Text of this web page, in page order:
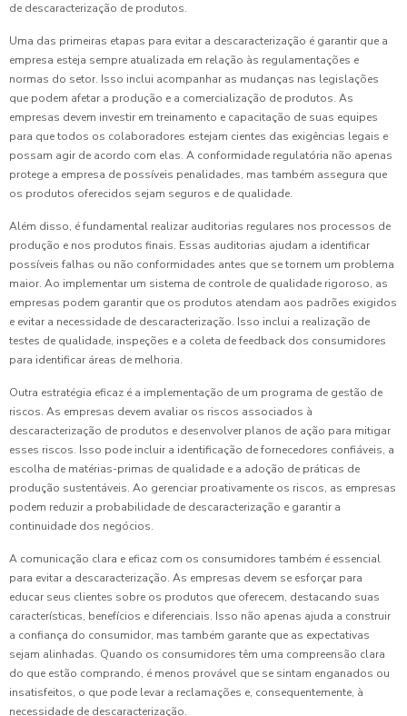
de descaracterização de produtos.
Uma das primeiras etapas para evitar a descaracterização é garantir que a
empresa esteja sempre atualizada em relação às regulamentações e
normas do setor. Isso inclui acompanhar as mudanças nas legislações
que podem afetar a produção e a comercialização de produtos. As
empresas devem investir em treinamento e capacitação de suas equipes
para que todos os colaboradores estejam cientes das exigências legais e
possam agir de acordo com elas. A conformidade regulatória não apenas
protege a empresa de possíveis penalidades, mas também assegura que
os produtos oferecidos sejam seguros e de qualidade.
Além disso, é fundamental realizar auditorias regulares nos processos de
produção e nos produtos finais. Essas auditorias ajudam a identificar
possíveis falhas ou não conformidades antes que se tornem um problema
maior. Ao implementar um sistema de controle de qualidade rigoroso, as
empresas podem garantir que os produtos atendam aos padrões exigidos
e evitar a necessidade de descaracterização. Isso inclui a realização de
testes de qualidade, inspeções e a coleta de feedback dos consumidores
para identificar áreas de melhoria.
Outra estratégia eficaz é a implementação de um programa de gestão de
riscos. As empresas devem avaliar os riscos associados à
descaracterização de produtos e desenvolver planos de ação para mitigar
esses riscos. Isso pode incluir a identificação de fornecedores confiáveis, a
escolha de matérias-primas de qualidade e a adoção de práticas de
produção sustentáveis. Ao gerenciar proativamente os riscos, as empresas
podem reduzir a probabilidade de descaracterização e garantir a
continuidade dos negócios.
A comunicação clara e eficaz com os consumidores também é essencial
para evitar a descaracterização. As empresas devem se esforçar para
educar seus clientes sobre os produtos que oferecem, destacando suas
características, benefícios e diferenciais. Isso não apenas ajuda a construir
a confiança do consumidor, mas também garante que as expectativas
sejam alinhadas. Quando os consumidores têm uma compreensão clara
do que estão comprando, é menos provável que se sintam enganados ou
insatisfeitos, o que pode levar a reclamações e, consequentemente, à
necessidade de descaracterização.